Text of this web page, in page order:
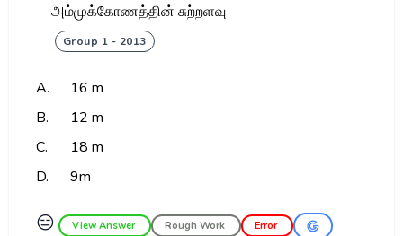
அம்முக்கோணத்தின் சுற்றளவு
Group 1 - 2013
A.
16 m
B.
12 m
C.
18 m
D.
9m
😑 View Answer Rough Work Error